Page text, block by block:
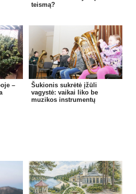
teismą?
–
Šukionis sukrėtė įžūli
vagystė: vaikai liko be
muzikos instrumentų